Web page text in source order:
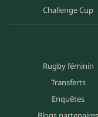
Challenge Cup
Rugby féminin
Transferts
Enquêtes